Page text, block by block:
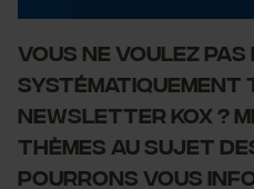
Vous ne voulez
newsletter KOX ?
thèmes au sujet
pourrons vous